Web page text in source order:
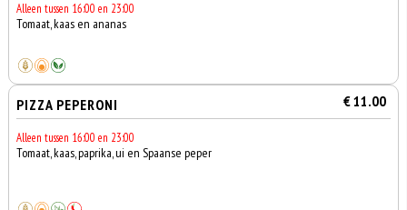
Alleen tussen 16:00 en 23:00
Tomaat, kaas en ananas
PIZZA PEPERONI € 11.00
Alleen tussen 16:00 en 23:00
Tomaat, kaas, paprika, ui en Spaanse peper